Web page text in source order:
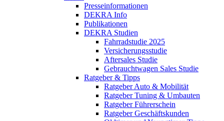
Presseinformationen
DEKRA Info
Publikationen
DEKRA Studien
Fahrradstudie 2025
Versicherungsstudie
Aftersales Studie
Gebrauchtwagen Sales Studie
Ratgeber & Tipps
Ratgeber Auto & Mobilität
Ratgeber Tuning & Umbauten
Ratgeber Führerschein
Ratgeber Geschäftskunden